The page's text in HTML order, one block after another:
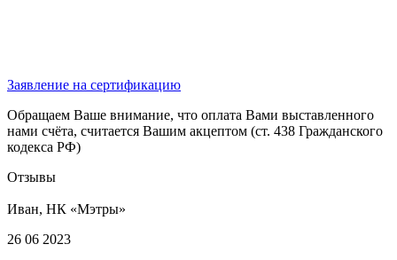
Заявление на сертификацию
Обращаем Ваше внимание, что оплата Вами выставленного
нами счёта, считается Вашим акцептом (ст. 438 Гражданского
кодекса РФ)
Отзывы
Иван, НК «Мэтры»
26 06 2023